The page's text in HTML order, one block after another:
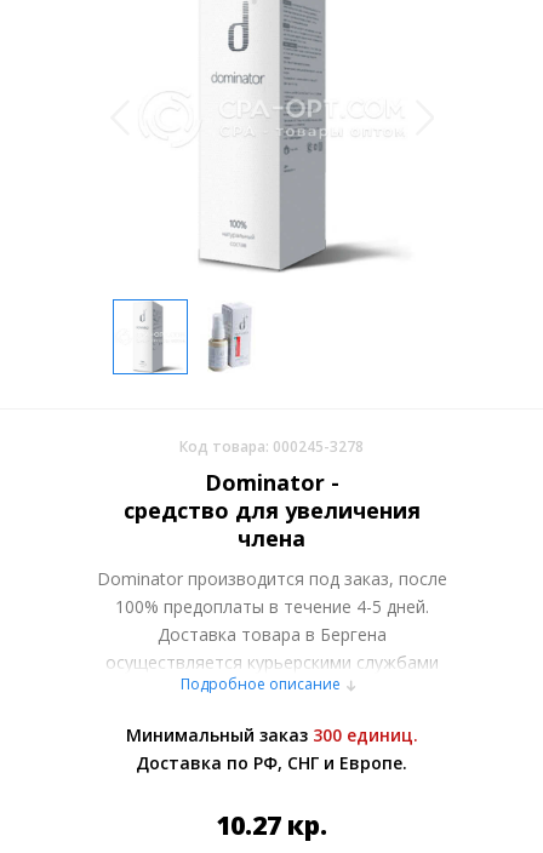
Код товара: 000245-3278
Dominator -
средство для увеличения
члена
Dominator производится под заказ, после
100% предоплаты в течение 4-5 дней.
Доставка товара в Бергена
осуществляется курьерскими службами
или самовывозом со склада в Москве.
менеджером.
Оплата производится в рублях. Цены на
07.08.2026. Текущий курс 10 руб.= 1.33426
Подробное описание
Минимальный заказ 300 единиц.
Доставка по РФ, СНГ и Европе.
10.27 кр.